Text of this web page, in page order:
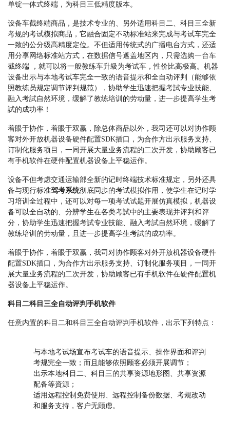
单锭一体式终端，为科目三低精度版本。
设备车截终端商品，是技术专业的、另外适用科目二、科目三全新
考规的考试模拟商品，它融合固定不动标准站来完成与考试车完全
一致的公分级高精度定位。不但适用传统式的广播电台方式，还适
用分享网络标准站方式，在数据信号遮盖地区内，只需选购一台车
截终端 ，就可以将一般教练车升級为考试车，性价比高极高。机器
设备出示与本地考试车完全一致的语音提示和全自动评判（能够依
照教练员规定调节评判规范），协助学生迅速把握考試专业技能、
融入考試自然环境，缓解了教练培训的劳动量，进一步提高学生考
試的成功率！
着眼于协作，着眼于双赢，除总体商品以外，我司还可以对协作顾
客对外开放机器设备硬件配置SDK插口，为合作方出示服务支持、
订制化服务项目，一同开展大量业务流程的二次开发，协助顾客已
有手机软件在硬件配置机器设备上平稳运作。
设备不但考虑交通运输部全新的记时终端技术标准规定，另外还具
备与现行标准驾考系统彻底同歩的考试模拟作用，使学生在记时学
习培训全过程中，还可以对每一项考试试题开展仿真模拟，机器设
备可以全自动的、分辨学生在各类考試中的主要表现并评判和评
分，协助学生迅速把握考試专业技能、融入考試自然环境，缓解了
教练培训的劳动量，且进一步提高学生考試的成功率。
着眼于协作，着眼于双赢，我司对协作顾客对外开放机器设备硬件
配置SDK插口，为合作方出示服务支持、订制化服务项目，一同开
展大量业务流程的二次开发，协助顾客已有手机软件在硬件配置机
器设备上平稳运作。
科目二科目三全自动评判手机软件
任意内置的科目二和科目三全自动评判手机软件，出示下列特点：
与本地考试场宣布考试车的语音提示、操作界面和评判
考规完全一致；而且能够依照顾客必须开展调节；
出示本地科目二、科目三的共享资源地形图、共享资源
配备等資源；
适用远程控制免费使用、远程控制备份数据、考规改动
和服务支持，客户无顾虑。